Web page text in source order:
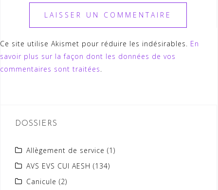
Ce site utilise Akismet pour réduire les indésirables. En
savoir plus sur la façon dont les données de vos
commentaires sont traitées
DOSSIERS
Allègement de service (1)
AVS EVS CUI AESH (134)
Canicule (2)